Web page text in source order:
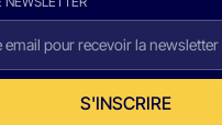
S'INSCRIRE